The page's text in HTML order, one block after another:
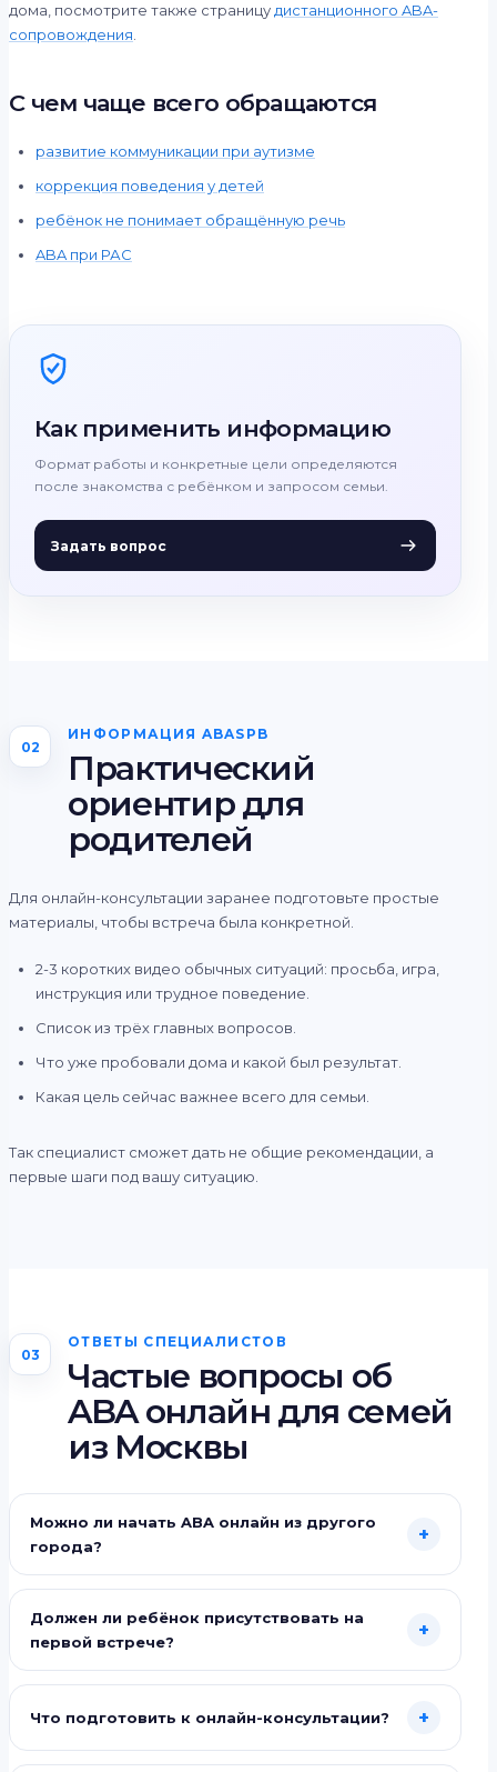
дома, посмотрите также страницу дистанционного ABA-
сопровождения
С чем чаще всего обращаются
развитие коммуникации при аутизме
коррекция поведения у детей
ребёнок не понимает обращённую речь
ABA при РАС
Как применить информацию
Формат работы и конкретные цели определяются
после знакомства с ребёнком и запросом семьи.
Задать вопрос
02
ИНФОРМАЦИЯ ABASPB
Практический
ориентир для
родителей
Для онлайн-консультации заранее подготовьте простые
материалы, чтобы встреча была конкретной.
2-3 коротких видео обычных ситуаций: просьба, игра,
инструкция или трудное поведение.
Список из трёх главных вопросов.
Что уже пробовали дома и какой был результат.
Какая цель сейчас важнее всего для семьи.
Так специалист сможет дать не общие рекомендации, а
первые шаги под вашу ситуацию.
03
ОТВЕТЫ СПЕЦИАЛИСТОВ
Частые вопросы об
ABA онлайн для семей
из Москвы
Можно ли начать ABA онлайн из другого
города?
+
Должен ли ребёнок присутствовать на
первой встрече?
+
Что подготовить к онлайн-консультации? +